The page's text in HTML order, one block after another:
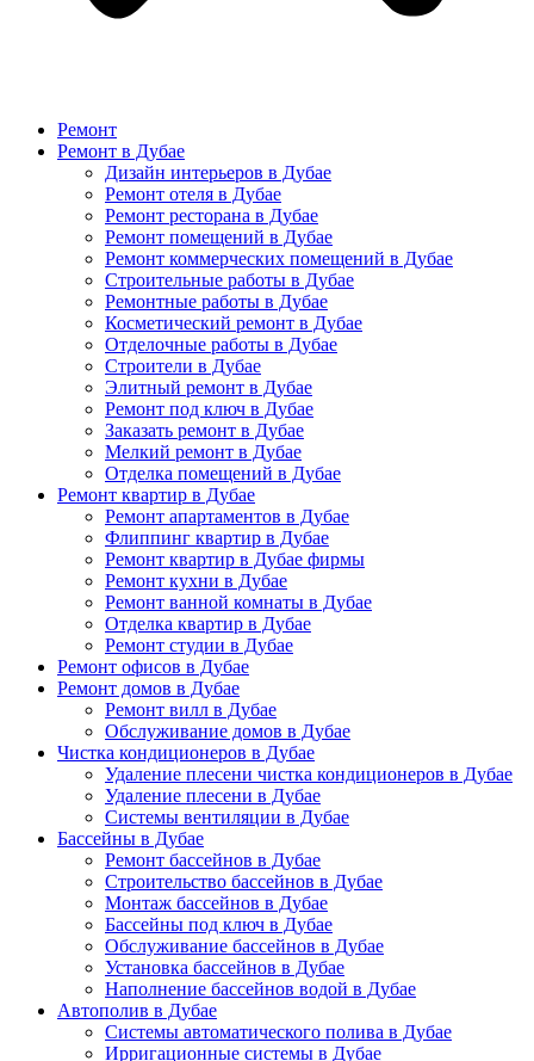
Ремонт
Ремонт в Дубае
Дизайн интерьеров в Дубае
Ремонт отеля в Дубае
Ремонт ресторана в Дубае
Ремонт помещений в Дубае
Ремонт коммерческих помещений в Дубае
Строительные работы в Дубае
Ремонтные работы в Дубае
Косметический ремонт в Дубае
Отделочные работы в Дубае
Строители в Дубае
Элитный ремонт в Дубае
Ремонт под ключ в Дубае
Заказать ремонт в Дубае
Мелкий ремонт в Дубае
Отделка помещений в Дубае
Ремонт квартир в Дубае
Ремонт апартаментов в Дубае
Флиппинг квартир в Дубае
Ремонт квартир в Дубае фирмы
Ремонт кухни в Дубае
Ремонт ванной комнаты в Дубае
Отделка квартир в Дубае
Ремонт студии в Дубае
Ремонт офисов в Дубае
Ремонт домов в Дубае
Ремонт вилл в Дубае
Обслуживание домов в Дубае
Чистка кондиционеров в Дубае
Удаление плесени чистка кондиционеров в Дубае
Удаление плесени в Дубае
Системы вентиляции в Дубае
Бассейны в Дубае
Ремонт бассейнов в Дубае
Строительство бассейнов в Дубае
Монтаж бассейнов в Дубае
Бассейны под ключ в Дубае
Обслуживание бассейнов в Дубае
Установка бассейнов в Дубае
Наполнение бассейнов водой в Дубае
Автополив в Дубае
Системы автоматического полива в Дубае
Ирригационные системы в Дубае